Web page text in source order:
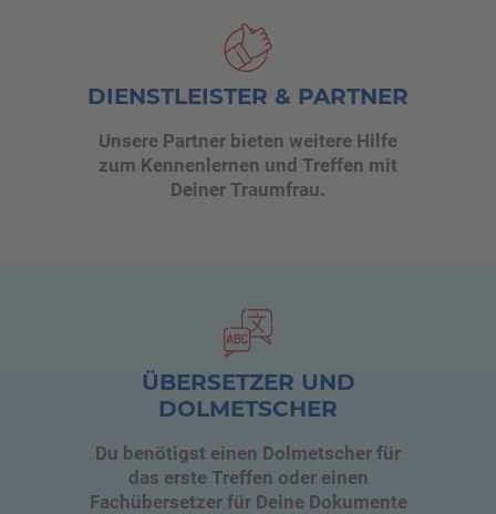
DIENSTLEISTER & PARTNER
Unsere Partner bieten weitere Hilfe
zum Kennenlernen und Treffen mit
Deiner Traumfrau.
ÜBERSETZER UND
DOLMETSCHER
Du benötigst einen Dolmetscher für
das erste Treffen oder einen
Fachübersetzer für Deine Dokumente